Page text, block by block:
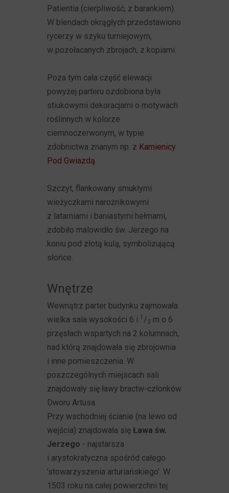
Patientia (cierpliwość, z barankiem).
W blendach okrągłych przedstawiono
rycerzy w szyku turniejowym,
w pozołacanych zbrojach, z kopiami.
Poza tym cała część elewacji
powyżej parteru ozdobiona była
stiukowymi dekoracjami o motywach
roślinnych w kolorze
ciemnoczerwonym, w typie
zdobnictwa znanym np. z Kamienicy
Pod Gwiazdą.
Szczyt, flankowany smukłymi
wieżyczkami narożnikowymi
z latarniami i baniastymi hełmami,
zdobiło malowidło św. Jerzego na
koniu pod złotą kulą, symbolizującą
słońce.
Wnętrze
Wewnątrz parter budynku zajmowała
wielka sala wysokości 6 i 1 /3 m o 6
przęsłach wspartych na 2 kolumnach,
nad którą znajdowała się zbrojownia
i inne pomieszczenia. W
poszczególnych miejscach sali
znajdowały się ławy bractw-członków
Dworu Artusa.
Przy wschodniej ścianie (na lewo od
wejścia) znajdowała sięŁawa św.
Jerzego - najstarsza
i arystokratyczna spośród całego
'stowarzyszenia arturiańskiego'. W
1503 roku na całej powierzchni tej